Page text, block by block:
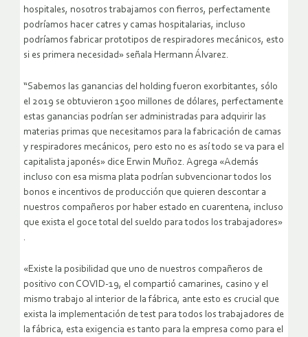
hospitales, nosotros trabajamos con fierros, perfectamente
podríamos hacer catres y camas hospitalarias, incluso
podríamos fabricar prototipos de respiradores mecánicos, esto
si es primera necesidad» señala Hermann Álvarez.
“Sabemos las ganancias del holding fueron exorbitantes, sólo
el 2019 se obtuvieron 1500 millones de dólares, perfectamente
estas ganancias podrían ser administradas para adquirir las
materias primas que necesitamos para la fabricación de camas
y respiradores mecánicos, pero esto no es así todo se va para el
capitalista japonés» dice Erwin Muñoz. Agrega «Además
incluso con esa misma plata podrían subvencionar todos los
bonos e incentivos de producción que quieren descontar a
nuestros compañeros por haber estado en cuarentena, incluso
que exista el goce total del sueldo para todos los trabajadores»
.
«Existe la posibilidad que uno de nuestros compañeros de
positivo con COVID-19, el compartió camarines, casino y el
mismo trabajo al interior de la fábrica, ante esto es crucial que
exista la implementación de test para todos los trabajadores de
la fábrica, esta exigencia es tanto para la empresa como para el